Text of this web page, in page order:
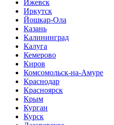
Ижевск
Иркутск
Йошкар-Ола
Казань
Калининград
Калуга
Кемерово
Киров
Комсомольск-на-Амуре
Краснодар
Красноярск
Крым
Курган
Курск